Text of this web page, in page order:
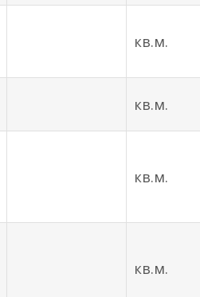
кв.м.
кв.м.
кв.м.
кв.м.